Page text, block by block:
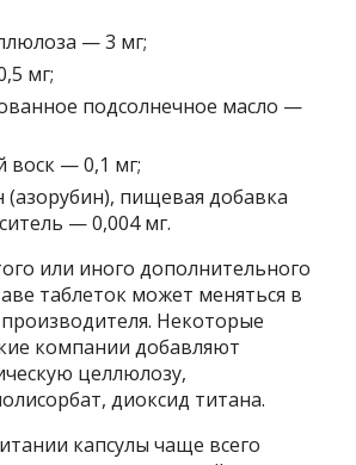
— 3 мг;
мг;
подсолнечное масло —
воск — 0,1 мг;
(азорубин), пищевая добавка
— 0,004 мг.
или иного дополнительного
таблеток может меняться в
Некоторые
компании добавляют
целлюлозу,
диоксид титана.
капсулы чаще всего